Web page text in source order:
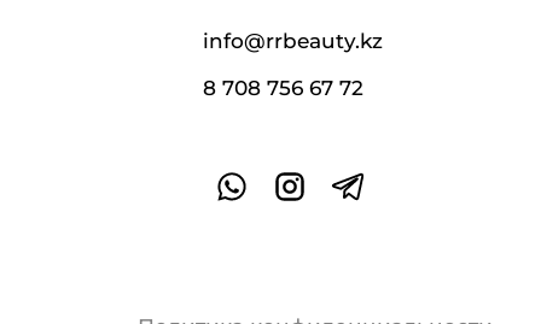
info@rrbeauty.kz
8 708 756 67 72